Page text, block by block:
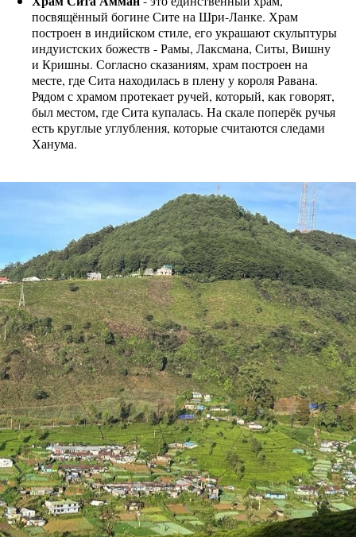
посвящённый богине Сите на Шри-Ланке. Храм
построен в индийском стиле, его украшают скульптуры
индуистских божеств - Рамы, Лаксмана, Ситы, Вишну
и Кришны. Согласно сказаниям, храм построен на
месте, где Сита находилась в плену у короля Равана.
Рядом с храмом протекает ручей, который, как говорят,
был местом, где Сита купалась. На скале поперёк ручья
есть круглые углубления, которые считаются следами
Ханума.